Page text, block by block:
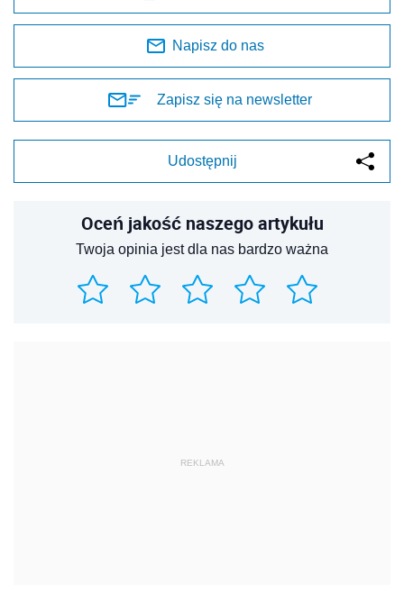
Napisz do nas
Zapisz się na newsletter
Udostępnij
Oceń jakość naszego artykułu
Twoja opinia jest dla nas bardzo ważna
REKLAMA